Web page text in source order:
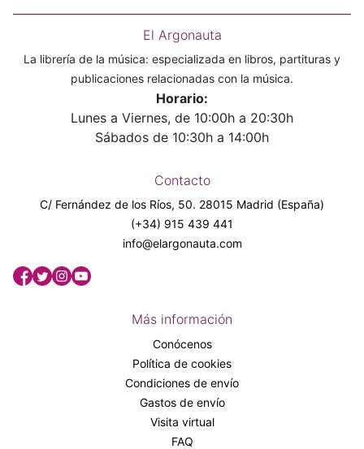
El Argonauta
La librería de la música: especializada en libros, partituras y
publicaciones relacionadas con la música.
Horario:
Lunes a Viernes, de 10:00h a 20:30h
Sábados de 10:30h a 14:00h
Contacto
C/ Fernández de los Ríos, 50. 28015 Madrid (España)
(+34) 915 439 441
info@elargonauta.com
Más información
Conócenos
Política de cookies
Condiciones de envío
Gastos de envío
Visita virtual
FAQ